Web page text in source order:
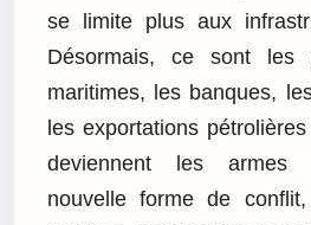
se limite plus aux
Désormais, ce sont les
maritimes, les banques,
les exportations
deviennent les armes
nouvelle forme de